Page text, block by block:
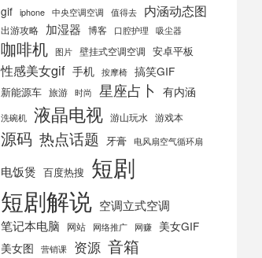
gif iphone 中央空调空调 值得去 内涵动态图
出游攻略 加湿器 博客 口腔护理 吸尘器
咖啡机 图片 壁挂式空调空调 安卓平板
性感美女gif 手机 按摩椅 搞笑GIF
新能源车 旅游 时尚 星座占卜 有内涵
洗碗机 液晶电视 游山玩水 游戏本
源码 热点话题 牙膏 电风扇空气循环扇
电饭煲 百度热搜 短剧
短剧解说 空调立式空调
笔记本电脑 网站 网络推广 网赚
美女GIF
美女图
营销课 资源 音箱